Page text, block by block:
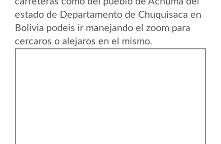
estado de Departamento de Chuquisaca en
Bolivia podeis ir manejando el zoom para
cercaros o alejaros en el mismo.